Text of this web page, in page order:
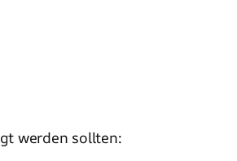
werden sollten: